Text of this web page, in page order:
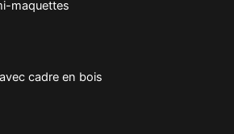
maquettes
cadre en bois